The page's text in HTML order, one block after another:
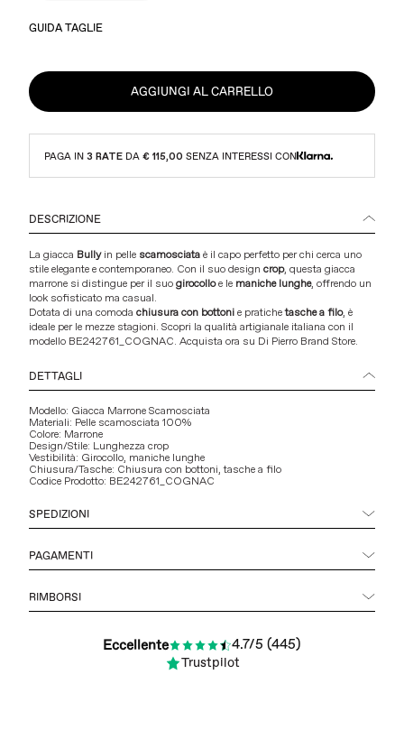
GUIDA TAGLIE
AGGIUNGI AL CARRELLO
PAGA IN 3 RATE DA € 115,00 SENZA INTERESSI CON
DESCRIZIONE
La giacca Bullyin pelle scamosciata è il capo perfetto per chi cerca uno
stile elegante e contemporaneo. Con il suo design crop, questa giacca
marrone si distingue per il suo girocolloe le maniche lunghe, offrendo un
look sofisticato ma casual.
Dotata di una comoda chiusura con bottoni e pratichetasche a filo, è
ideale per le mezze stagioni. Scopri la qualità artigianale italiana con il
modello BE242761_COGNAC. Acquista ora su Di Pierro Brand Store
DETTAGLI
Modello: Giacca Marrone Scamosciata
Materiali: Pelle scamosciata 100%
Colore: Marrone
Design/Stile: Lunghezza crop
Vestibilità: Girocollo, maniche lunghe
Chiusura/Tasche: Chiusura con bottoni, tasche a filo
Codice Prodotto: BE242761_COGNAC
SPEDIZIONI
PAGAMENTI
RIMBORSI
Eccellente 4.7/5 (445)
Trustpilot